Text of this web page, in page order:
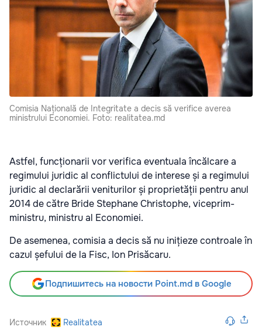
Comisia Națională de Integritate a decis să verifice averea
ministrului Economiei. Foto: realitatea.md
Astfel, funcționarii vor verifica eventuala încălcare a
regimului juridic al conflictului de interese și a regimului
juridic al declarării veniturilor și proprietății pentru anul
2014 de către Bride Stephane Christophe, viceprim-
ministru, ministru al Economiei.
De asemenea, comisia a decis să nu inițieze controale în
cazul șefului de la Fisc, Ion Prisăcaru.
Подпишитесь на новости Point.md в Google
Источник Realitatea